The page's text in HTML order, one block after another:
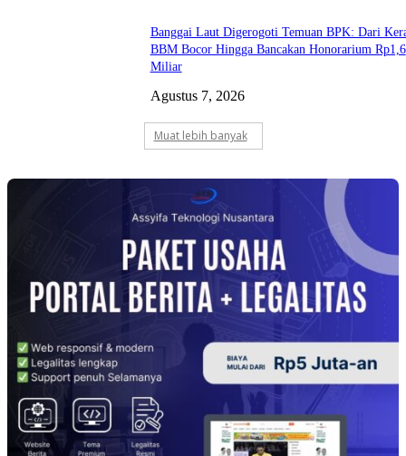
Banggai Laut Digerogoti Temuan BPK: Dari
BBM Bocor Hingga Bancakan Honorarium Rp1,6
Miliar
Agustus 7, 2026
Muat lebih banyak